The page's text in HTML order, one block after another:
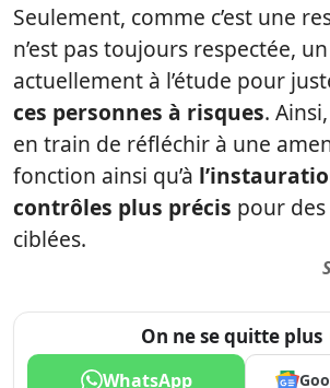
Seulement, comme c’est une
n’est pas toujours respectée,
actuellement à l’étude pour
ces personnes à risques.
en train de réfléchir à une
fonction ainsi qu’à
contrôles plus précis pour
ciblées.
On ne se quitte plus
WhatsApp